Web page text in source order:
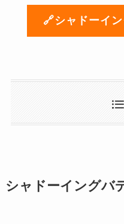
🔗シャドーイ
シャドーイングバ